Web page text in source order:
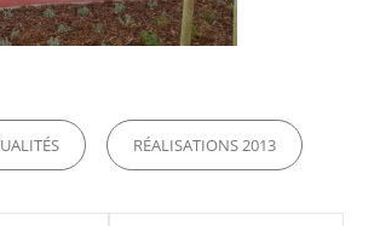
RÉALISATIONS 2013